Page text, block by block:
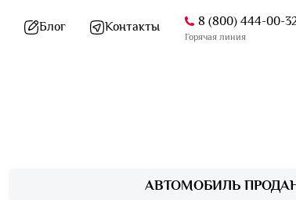
Блог Контакты 8 (800) 444-00-
Горячая линия
АВТОМОБИЛЬ